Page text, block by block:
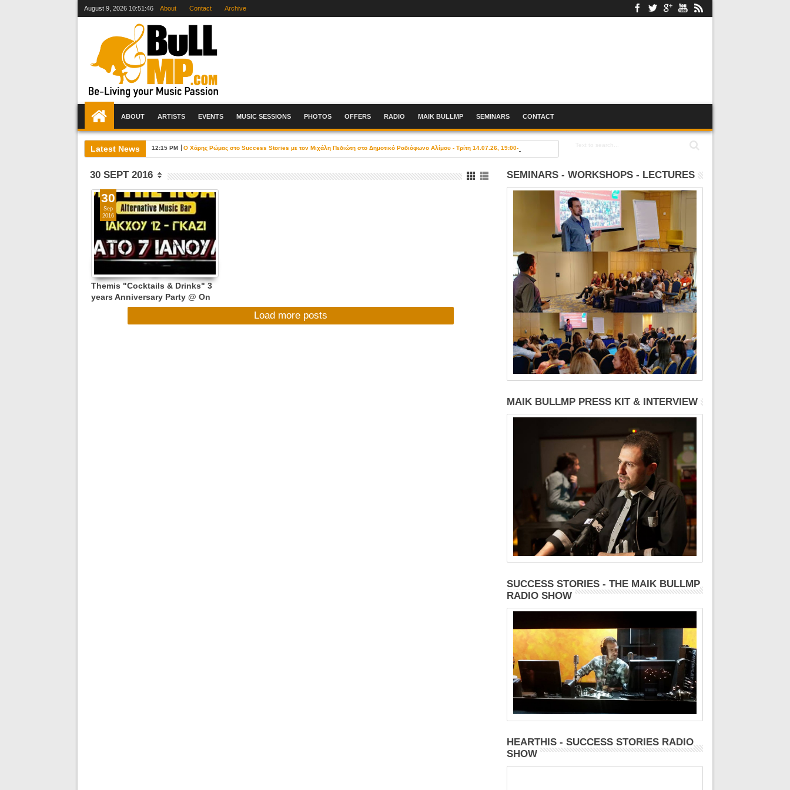
August 9, 2026 10:51:47 About Contact Archive
ABOUT ARTISTS EVENTS MUSIC SESSIONS PHOTOS OFFERS RADIO MAIK BULLMP SEMINARS CONTACT
Latest News 12:15 PM Ο Χάρης Ρώμας στο Success Stories με τον Μιχάλη Πεδιώτη στο Δημοτικό Ραδιόφωνο Αλίμου - Τρίτη 14.07.26, 19:00-21:00
30 SEPT 2016
Themis "Cocktails & Drinks" 3
years Anniversary Party @ On
The Road , Saturday 7 January
30
Sep
2016
Load more posts
SEMINARS - WORKSHOPS - LECTURES
MAIK BULLMP PRESS KIT & INTERVIEW
SUCCESS STORIES - THE MAIK BULLMP
RADIO SHOW
HEARTHIS - SUCCESS STORIES RADIO
SHOW